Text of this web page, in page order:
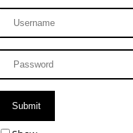
TEACHINGS